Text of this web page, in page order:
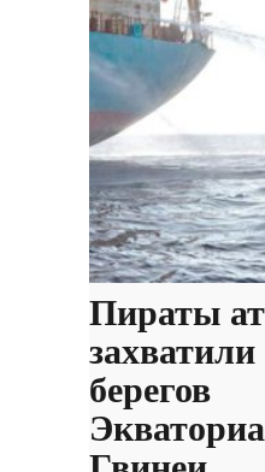
Пираты
берегов